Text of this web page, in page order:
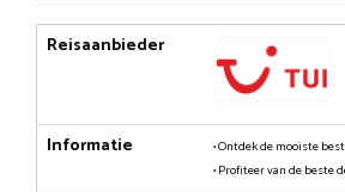
Reisaanbieder
Informatie
• Ontdek de mooiste
• Profiteer van de beste